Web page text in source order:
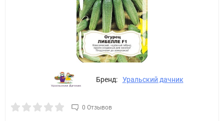
Бренд: Уральский дачник
0 Отзывов